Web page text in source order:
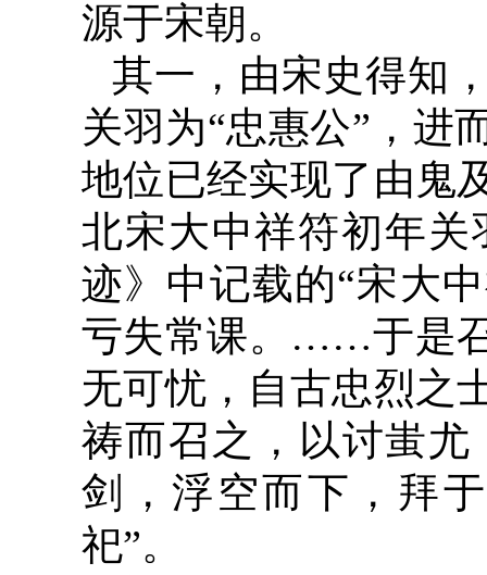
源于宋朝。
其一，由宋史得知
关羽为“忠惠公”，进
地位已经实现了由鬼
北宋大中祥符初年
迹》中记载的“宋大
亏失常课。……于是
无可忧，自古忠烈之
祷而召之，以讨蚩
剑，浮空而下，拜
祀”。